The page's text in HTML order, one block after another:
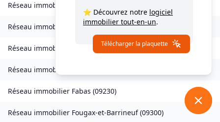
Réseau immobilier
Réseau immobilier Esplas(09700)
Réseau immobilier Esplas-de-Sérou (09420)
Réseau immobilier
Réseau immobilier Fabas (09230)
Réseau immobilier Fougax-et-Barrineuf(09300)
⭐ Découvrez notre logiciel
immobilier tout-en-un.
Télécharger la plaquette